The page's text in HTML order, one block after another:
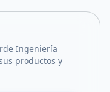
Ingeniería
productos y